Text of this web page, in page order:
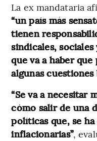
La ex mandataria
“un país más
tienen
sindicales,
que va a haber
algunas cuestiones
“Se va a necesitar
cómo salir de una
políticas que, se
inflacionarias”,